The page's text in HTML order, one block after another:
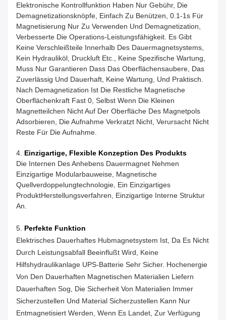
Elektronische Kontrollfunktion Haben Nur Gebühr, Die
Demagnetizationsknöpfe, Einfach Zu Benützen, 0.1-1s Für
Magnetisierung Nur Zu Verwenden Und Demagnetization,
Verbesserte Die Operations-Leistungsfähigkeit. Es Gibt
Keine Verschleißteile Innerhalb Des Dauermagnetsystems,
Kein Hydrauliköl, Druckluft Etc., Keine Spezifische Wartung,
Muss Nur Garantieren Dass Das Oberflächensaubere, Das
Zuverlässig Und Dauerhaft, Keine Wartung, Und Praktisch.
Nach Demagnetization Ist Die Restliche Magnetische
Oberflächenkraft Fast 0, Selbst Wenn Die Kleinen
Magnetteilchen Nicht Auf Der Oberfläche Des Magnetpols
Adsorbieren, Die Aufnahme Verkratzt Nicht, Verursacht Nicht
Reste Für Die Aufnahme.
4. Einzigartige, Flexible Konzeption Des Produkts
Die Internen Des Anhebens Dauermagnet Nehmen
Einzigartige Modularbauweise, Magnetische
Quellverdoppelungtechnologie, Ein Einzigartiges
ProduktHerstellungsverfahren, Einzigartige Interne Struktur
An.
5. Perfekte Funktion
Elektrisches Dauerhaftes Hubmagnetsystem Ist, Da Es Nicht
Durch Leistungsabfall Beeinflußt Wird, Keine
Hilfshydraulikanlage UPS-Batterie Sehr Sicher. Hochenergie
Von Den Dauerhaften Magnetischen Materialien Liefern
Dauerhaften Sog, Die Sicherheit Von Materialien Immer
Sicherzustellen Und Material Sicherzustellen Kann Nur
Entmagnetisiert Werden, Wenn Es Landet, Zur Verfügung